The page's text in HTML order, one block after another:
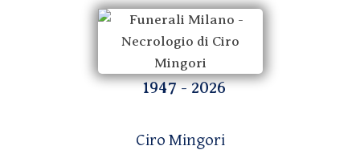
1947 - 2026
Ciro Mingori